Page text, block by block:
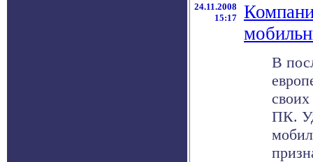
24.11.2008
15:17
В
ПК.